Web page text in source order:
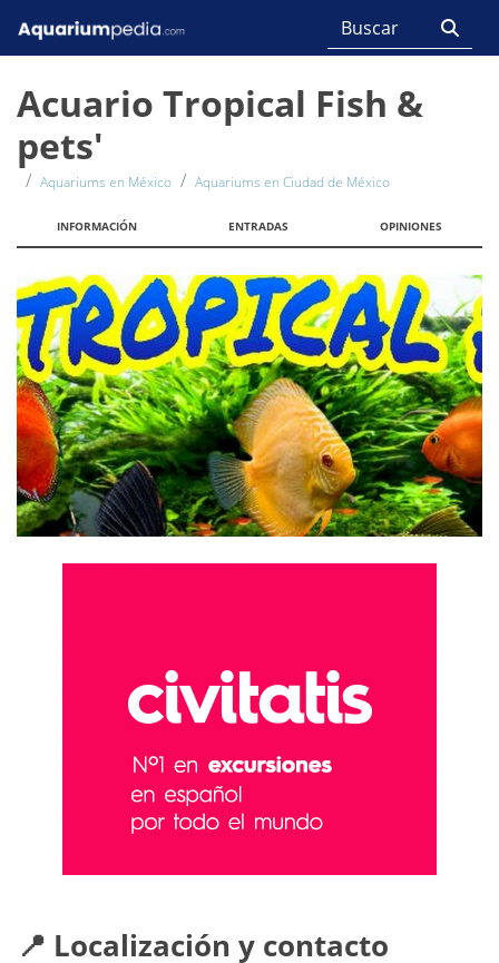
Acuario Tropical Fish &
pets'
Aquariums en México Aquariums en Ciudad de México
INFORMACIÓN ENTRADAS OPINIONES
📍 Localización y contacto